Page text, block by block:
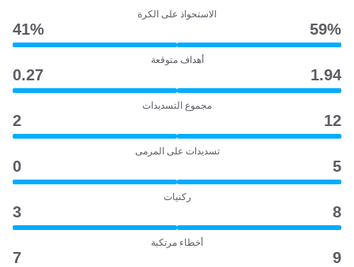
الاستحواذ على الكرة
59‎%‎
41‎%‎
أهداف متوقعة
1.94
0.27
مجموع التسديدات
12
2
تسديدات على المرمى
5
0
ركنيات
8
3
أخطاء مرتكبة
9
7